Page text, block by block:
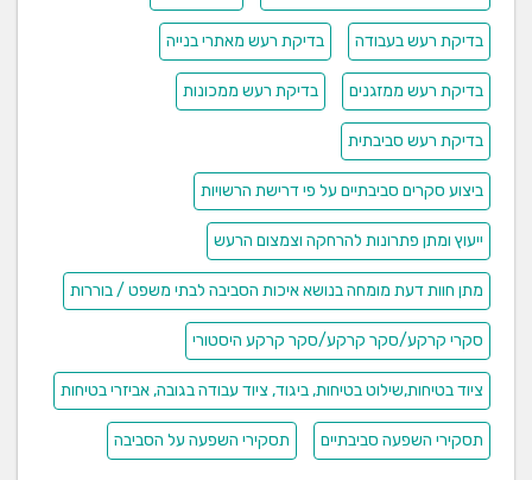
בדיקת רעש בעבודה בדיקת רעש מאתרי בנייה
בדיקת רעש ממזגנים בדיקת רעש ממכונות
בדיקת רעש סביבתית
ביצוע סקרים סביבתיים על פי דרישת הרשויות
ייעוץ ומתן פתרונות להרחקה וצמצום הרעש
מתן חוות דעת מומחה בנושא איכות הסביבה לבתי משפט / בוררות
סקרי קרקע/סקר קרקע/סקר קרקע היסטורי
ציוד בטיחות,שילוט בטיחות, ביגוד, ציוד עבודה בגובה, אביזרי בטיחות
תסקירי השפעה סביבתיים תסקירי השפעה על הסביבה